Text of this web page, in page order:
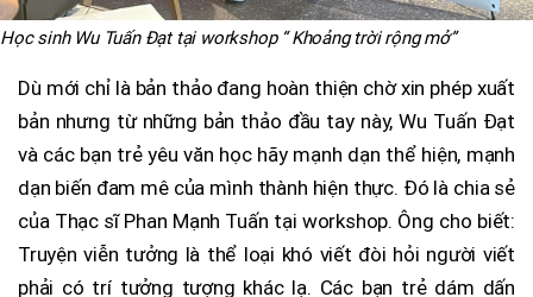
Học sinh Wu Tuấn Đạt tại workshop “ Khoảng trời rộng mở”
Dù mới chỉ là bản thảo đang hoàn thiện chờ xin phép xuất
bản nhưng từ những bản thảo đầu tay này, Wu Tuấn Đạt
và các bạn trẻ yêu văn học hãy mạnh dạn thể hiện, mạnh
dạn biến đam mê của mình thành hiện thực. Đó là chia sẻ
của Thạc sĩ Phan Mạnh Tuấn tại workshop. Ông cho biết:
Truyện viễn tưởng là thể loại khó viết đòi hỏi người viết
phải có trí tưởng tượng khác lạ. Các bạn trẻ dám dấn